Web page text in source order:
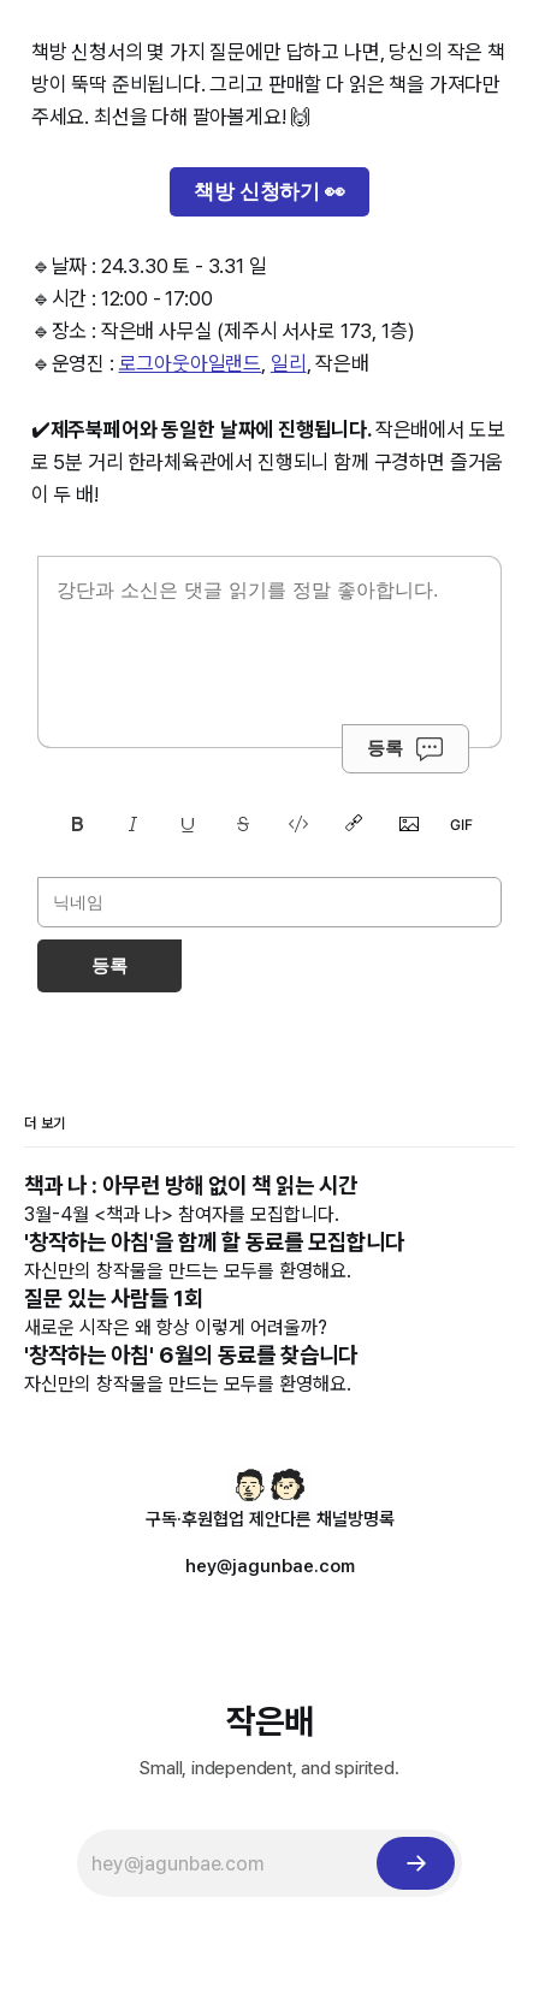
책방 신청서의 몇 가지 질문에만 답하고 나면, 당신의 작은 책
방이 뚝딱 준비됩니다. 그리고 판매할 다 읽은 책을 가져다만
주세요. 최선을 다해 팔아볼게요! 🙌
책방 신청하기 👀
🔹날짜 : 24.3.30 토 - 3.31 일
🔹시간 : 12:00 - 17:00
🔹장소 : 작은배 사무실 (제주시 서사로 173, 1층)
🔹운영진 : 로그아웃아일랜드, 일리 , 작은배
✔️제주북페어와 동일한 날짜에 진행됩니다.작은배에서 도보
로 5분 거리 한라체육관에서 진행되니 함께 구경하면 즐거움
이 두 배!
등록
등록
더 보기
책과 나 : 아무런 방해 없이 책 읽는 시간
3월-4월 <책과 나> 참여자를 모집합니다.
'창작하는 아침'을 함께 할 동료를 모집합니다
자신만의 창작물을 만드는 모두를 환영해요.
질문 있는 사람들 1회
새로운 시작은 왜 항상 이렇게 어려울까?
'창작하는 아침' 6월의 동료를 찾습니다
자신만의 창작물을 만드는 모두를 환영해요.
구독·후원협업 제안다른 채널방명록
hey@jagunbae.com
작은배
Small, independent, and spirited.